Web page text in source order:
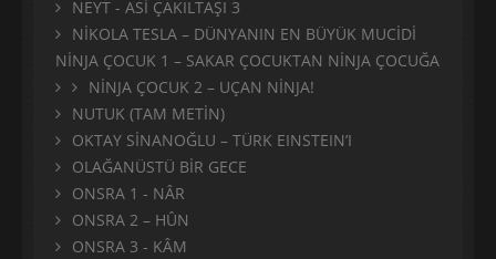
NEYT - ASİ ÇAKILTAŞI 3
NİKOLA TESLA – DÜNYANIN EN BÜYÜK MUCİDİ
NİNJA ÇOCUK 1 – SAKAR ÇOCUKTAN NİNJA ÇOCUĞA
NİNJA ÇOCUK 2 – UÇAN NİNJA!
NUTUK (TAM METİN)
OKTAY SİNANOĞLU – TÜRK EINSTEIN’I
OLAĞANÜSTÜ BİR GECE
ONSRA 1 - NÂR
ONSRA 2 – HÛN
ONSRA 3 - KÂM